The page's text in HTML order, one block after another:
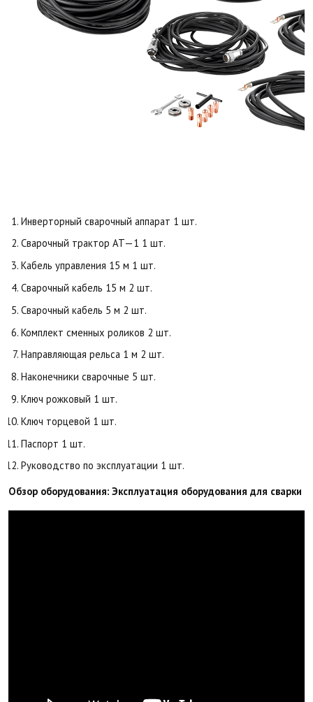
Инверторный сварочный аппарат 1 шт.
Сварочный трактор AT—1 1 шт.
Кабель управления 15 м 1 шт.
Сварочный кабель 15 м 2 шт.
Сварочный кабель 5 м 2 шт.
Комплект сменных роликов 2 шт.
Направляющая рельса 1 м 2 шт.
Наконечники сварочные 5 шт.
Ключ рожковый 1 шт.
Ключ торцевой 1 шт.
Паспорт 1 шт.
Руководство по эксплуатации 1 шт.
Обзор оборудования: Эксплуатация оборудования для сварки